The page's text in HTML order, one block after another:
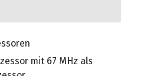
mit 67 MHz als